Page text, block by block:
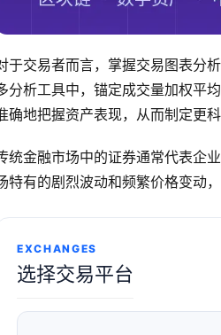
于交易者而言，掌握交易图表分
分析工具中，锚定成交量加权平
确地把握资产表现，从而制定更
统金融市场中的证券通常代表企
特有的剧烈波动和频繁价格变动
EXCHANGES
选择交易平台